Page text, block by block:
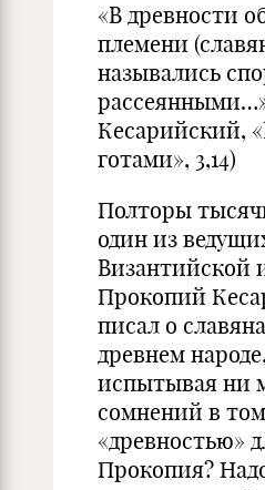
«В древности
племени
назывались
Кесарийский,
готами», 3,14)
Полторы
один из
Византийской
Прокопий
писал о
древнем
испытывая ни
сомнений в
«древностью»
Прокопия?